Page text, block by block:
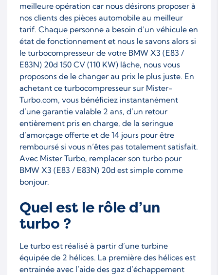
meilleure opération car nous désirons proposer à
nos clients des pièces automobile au meilleur
tarif. Chaque personne a besoin d’un véhicule en
état de fonctionnement et nous le savons alors si
le turbocompresseur de votre BMW X3 (E83 /
E83N) 20d 150 CV (110 KW) lâche, nous vous
proposons de le changer au prix le plus juste. En
achetant ce turbocompresseur sur Mister-
Turbo.com, vous bénéficiez instantanément
d’une garantie valable 2 ans, d’un retour
entièrement pris en charge, de la seringue
d’amorçage offerte et de 14 jours pour être
remboursé si vous n’êtes pas totalement satisfait.
Avec Mister Turbo, remplacer son turbo pour
BMW X3 (E83 / E83N) 20d est simple comme
bonjour.
Quel est le rôle d’un
turbo ?
Le turbo est réalisé à partir d’une turbine
équipée de 2 hélices. La première des hélices est
entrainée avec l’aide des gaz d’échappement